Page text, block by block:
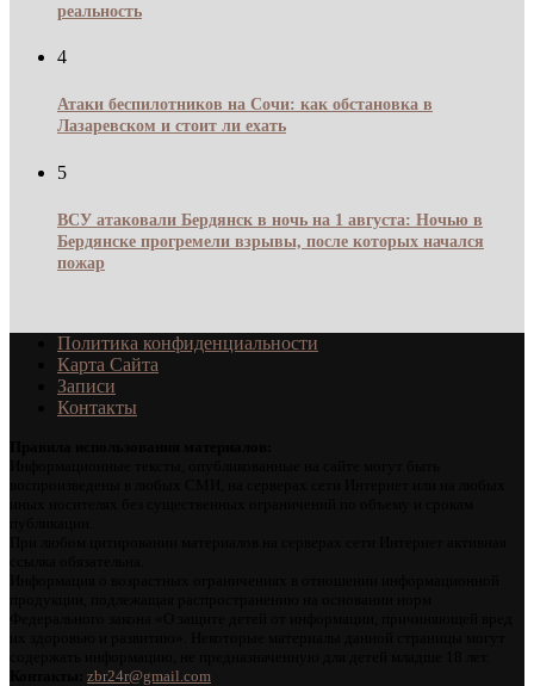
реальность
4
Атаки беспилотников на Сочи: как обстановка в
Лазаревском и стоит ли ехать
5
ВСУ атаковали Бердянск в ночь на 1 августа: Ночью в
Бердянске прогремели взрывы, после которых начался
пожар
Политика конфиденциальности
Карта Сайта
Записи
Контакты
zbr24r@gmail.com